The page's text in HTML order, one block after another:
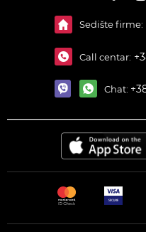
Sedište firme:
Call centar:
Chat: